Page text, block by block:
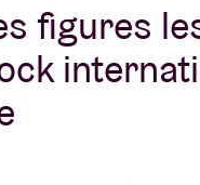
figures